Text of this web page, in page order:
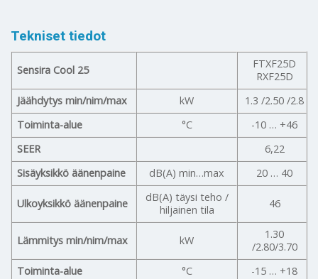
Tekniset tiedot
Sensira Cool 25
FTXF25D
RXF25D
Jäähdytys min/nim/max
kW
1.3 /2.50 /2.8
Toiminta-alue
°C
-10 … +46
SEER
6,22
Sisäyksikkö äänenpaine
dB(A) min…max 20 … 40
Ulkoyksikkö äänenpaine
dB(A) täysi teho /
hiljainen tila
46
Lämmitys min/nim/max kW
1.30
/2.80/3.70
Toiminta-alue
°C -15 … +18